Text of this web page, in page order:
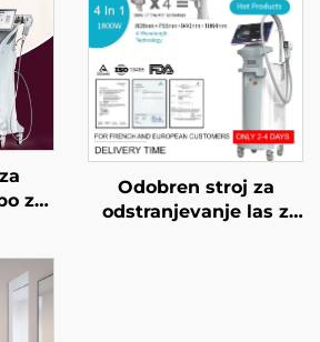
z
in
Odobren stroj za
odstranjevanje las z